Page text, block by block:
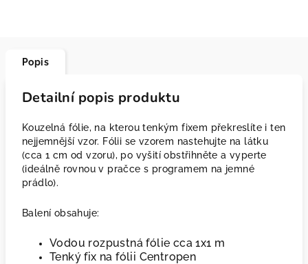
Popis
Detailní popis produktu
Kouzelná fólie, na kterou tenkým fixem překreslíte i ten
nejjemnější vzor. Fólii se vzorem nastehujte na látku
(cca 1 cm od vzoru), po vyšití obstřihněte a vyperte
(ideálně rovnou v pračce s programem na jemné
prádlo).
Balení obsahuje:
Vodou rozpustná fólie cca 1x1 m
Tenký fix na fólii Centropen